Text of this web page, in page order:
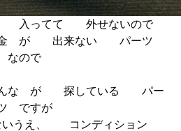
ってて 外せないので
金 が 出来ない パーツ
なので
な が 探している パー
ですが
うえ、 コンディション